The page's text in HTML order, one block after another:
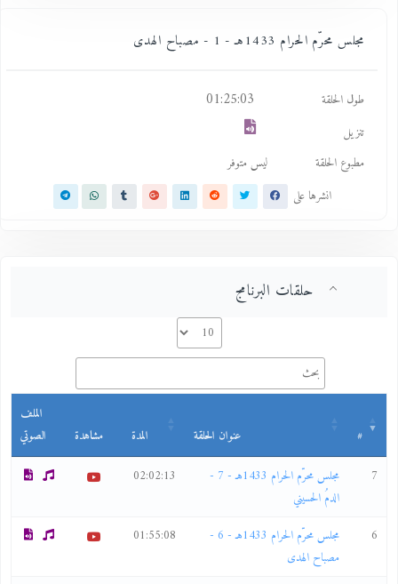
مجلس محرّم الحرام 1433هـ - 1 - مصباح الهدى
طول الحلقة 01:25:03
تنزيل
مطبوع الحلقة
ليس متوفر
انشرها على
حلقات البرنامج
عنوان الحلقة المدة مشاهدة
الملف
الصوتي
مجلس محرّم الحرام 1433هـ - 7 -
الدمُ الحسيني
02:02:13
مجلس محرّم الحرام 1433هـ - 6 -
مصباح الهدى
01:55:08